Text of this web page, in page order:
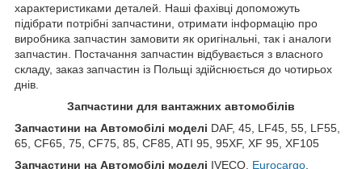
характеристиками деталей. Наші фахівці допоможуть
підібрати потрібні запчастини, отримати інформацію про
виробника запчастин замовити як оригінальні, так і аналоги
запчастин. Постачання запчастин відбувається з власного
складу, заказ запчастин із Польщі здійснюється до чотирьох
днів.
Запчастини для вантажних автомобілів
Запчастини на Автомобілі моделі DAF, 45, LF45, 55, LF55,
65, CF65, 75, CF75, 85, CF85, ATI 95, 95XF, XF 95, XF105
Запчастини на Автомобілі моделі IVECO, Eurocargo